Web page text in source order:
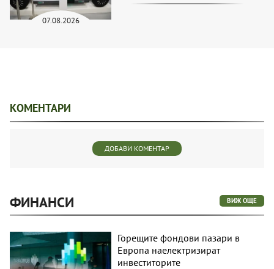
07.08.2026
КОМЕНТАРИ
ДОБАВИ КОМЕНТАР
ФИНАНСИ ВИЖ ОЩЕ
Горещите фондови пазари в
Европа наелектризират
инвеститорите